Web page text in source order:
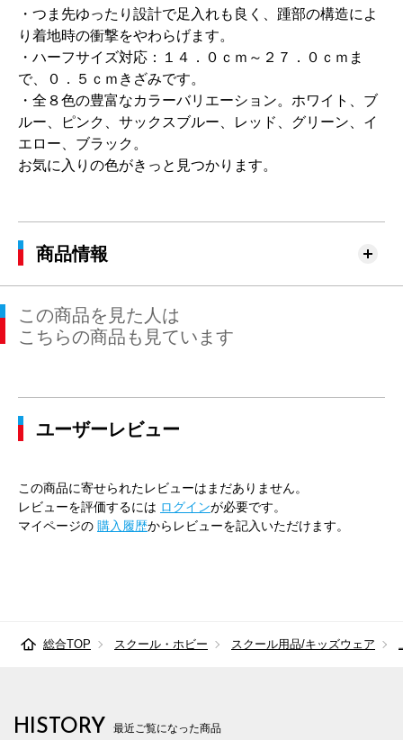
・つま先ゆったり設計で足入れも良く、踵部の構造によ
り着地時の衝撃をやわらげます。
・ハーフサイズ対応：１４．０ｃｍ～２７．０ｃｍま
で、０．５ｃｍきざみです。
・全８色の豊富なカラーバリエーション。ホワイト、ブ
ルー、ピンク、サックスブルー、レッド、グリーン、イ
エロー、ブラック。
お気に入りの色がきっと見つかります。
商品情報
この商品を見た人は
こちらの商品も見ています
ユーザーレビュー
この商品に寄せられたレビューはまだありません。
レビューを評価するには ログインが必要です。
マイページの 購入履歴からレビューを記入いただけます。
総合TOP スクール・ホビー スクール用品/キッズウェア
HISTORY 最近ご覧になった商品